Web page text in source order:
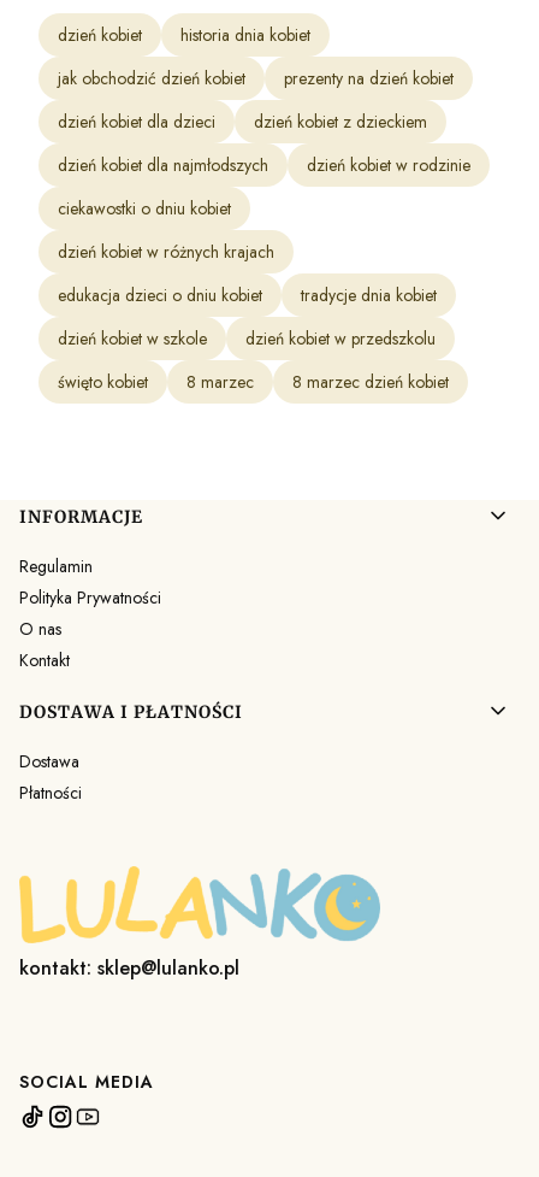
dzień kobiet
historia dnia kobiet
jak obchodzić dzień kobiet
prezenty na dzień kobiet
dzień kobiet dla dzieci
dzień kobiet z dzieckiem
dzień kobiet dla najmłodszych
dzień kobiet w rodzinie
ciekawostki o dniu kobiet
dzień kobiet w różnych krajach
edukacja dzieci o dniu kobiet
tradycje dnia kobiet
dzień kobiet w szkole
dzień kobiet w przedszkolu
święto kobiet
8 marzec 8 marzec dzień kobiet
Linki w stopce
INFORMACJE
Regulamin
Polityka Prywatności
O nas
Kontakt
DOSTAWA I PŁATNOŚCI
Dostawa
Płatności
kontakt: sklep@lulanko.pl
SOCIAL MEDIA